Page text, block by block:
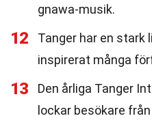
gnawa-musik.
12
Tanger har en stark
inspirerat många
13
Den årliga Tanger
lockar besökare